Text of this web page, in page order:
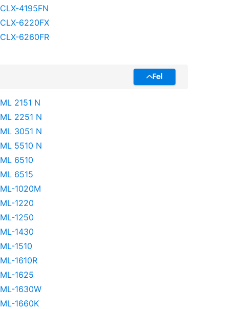
CLX-4195FN
CLX-6220FX
CLX-6260FR
Fel
ML 2151 N
ML 2251 N
ML 3051 N
ML 5510 N
ML 6510
ML 6515
ML-1020M
ML-1220
ML-1250
ML-1430
ML-1510
ML-1610R
ML-1625
ML-1630W
ML-1660K